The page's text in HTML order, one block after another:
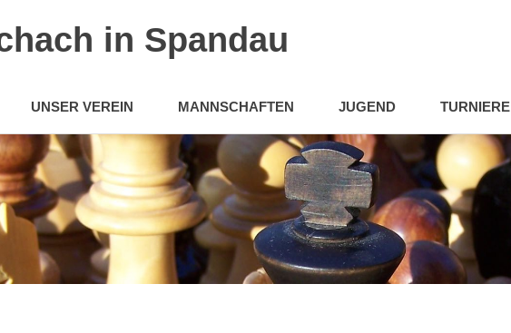
in Spandau
UNSER VEREIN MANNSCHAFTEN JUGEND TURNIERE